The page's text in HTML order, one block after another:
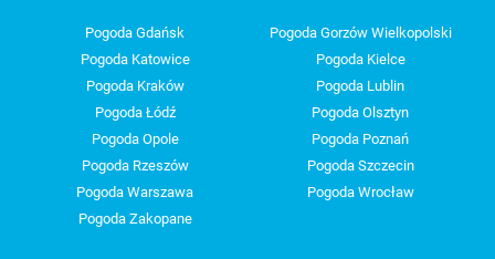
Pogoda Gdańsk
Pogoda Gorzów Wielkopolski
Pogoda Katowice
Pogoda Kielce
Pogoda Kraków
Pogoda Lublin
Pogoda Łódź
Pogoda Olsztyn
Pogoda Opole
Pogoda Poznań
Pogoda Rzeszów
Pogoda Szczecin
Pogoda Warszawa
Pogoda Wrocław
Pogoda Zakopane